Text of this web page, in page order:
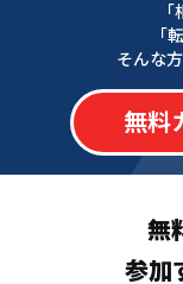
「
そんな
無料
無
参加